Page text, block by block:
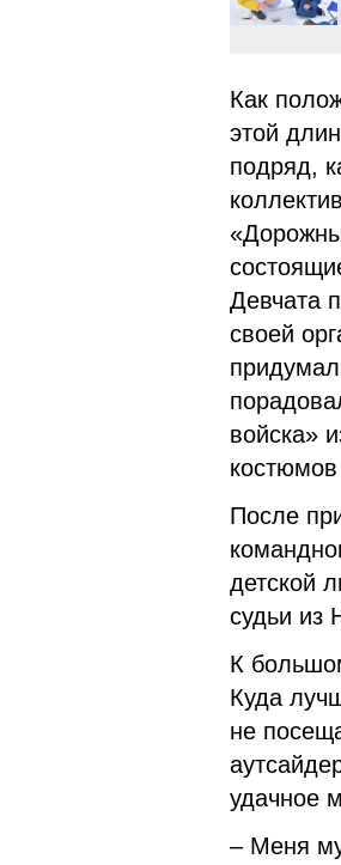
Как
этой
подряд,
Девчата
своей
войска»
После
детской
судьи из
К
Куда
не
удачное
– Меня